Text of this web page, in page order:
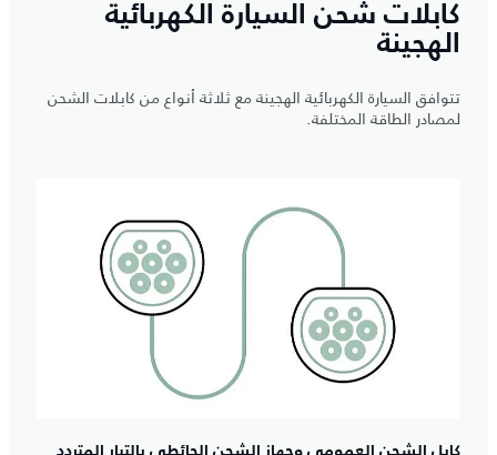
كابلات شحن السيارة الكهربائية
الهجينة
تتوافق السيارة الكهربائية الهجينة مع ثلاثة أنواع من كابلات الشحن
لمصادر الطاقة المختلفة.
كابل الشحن العمومي وجهاز الشحن الحائطي بالتيار المتردد